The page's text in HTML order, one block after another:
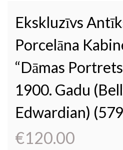
Ekskluzīvs
Porcelāna
“Dāmas
1900. Gadu
Edwardian)
€120.00